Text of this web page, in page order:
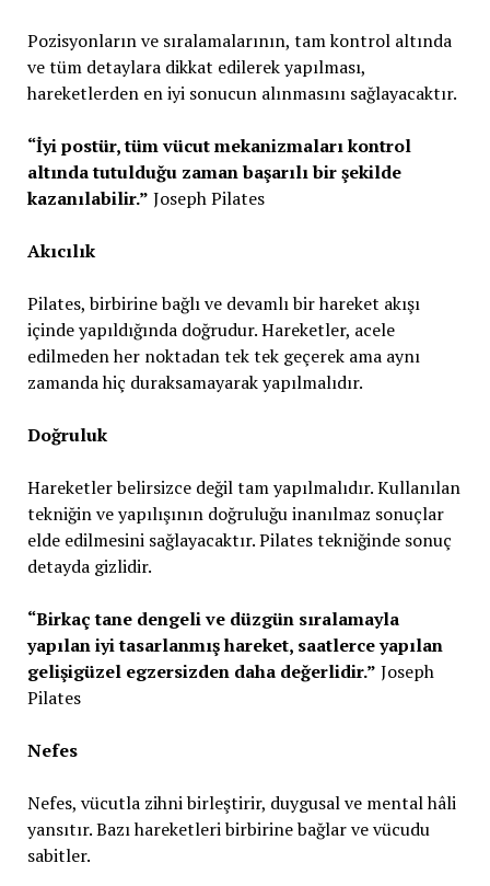
Pozisyonların ve sıralamalarının, tam kontrol altında
ve tüm detaylara dikkat edilerek yapılması,
hareketlerden en iyi sonucun alınmasını sağlayacaktır.
“İyi postür, tüm vücut mekanizmaları kontrol
altında tutulduğu zaman başarılı bir şekilde
kazanılabilir.” Joseph Pilates
Akıcılık
Pilates, birbirine bağlı ve devamlı bir hareket akışı
içinde yapıldığında doğrudur. Hareketler, acele
edilmeden her noktadan tek tek geçerek ama aynı
zamanda hiç duraksamayarak yapılmalıdır.
Doğruluk
Hareketler belirsizce değil tam yapılmalıdır. Kullanılan
tekniğin ve yapılışının doğruluğu inanılmaz sonuçlar
elde edilmesini sağlayacaktır. Pilates tekniğinde sonuç
detayda gizlidir.
“Birkaç tane dengeli ve düzgün sıralamayla
yapılan iyi tasarlanmış hareket, saatlerce yapılan
gelişigüzel egzersizden daha değerlidir.” Joseph
Pilates
Nefes
Nefes, vücutla zihni birleştirir, duygusal ve mental hâli
yansıtır. Bazı hareketleri birbirine bağlar ve vücudu
sabitler.